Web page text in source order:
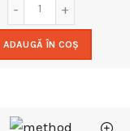
a
fost:
ADAUGĂ ÎN COȘ